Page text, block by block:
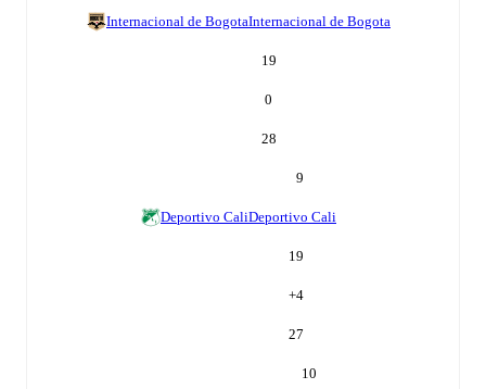
Internacional de BogotaInternacional de Bogota
19
0
28
9
Deportivo CaliDeportivo Cali
19
+4
27
10